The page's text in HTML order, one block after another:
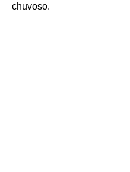
chuvoso.